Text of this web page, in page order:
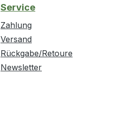
Service
Zahlung
Versand
Rückgabe/Retoure
Newsletter